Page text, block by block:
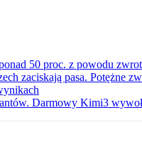
50 proc. z powodu
zaciskają pasa. Potężne
Darmowy Kimi3